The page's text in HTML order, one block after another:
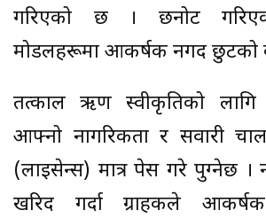
गरिएको छ । छनोट
मोडलहरूमा आकर्षक नगद छुटको
तत्काल ऋण स्वीकृतिको
आफ्नो नागरिकता र सवारी
(लाइसेन्स) मात्र पेस गरे पुग्नेछ ।
खरिद गर्दा ग्राहकले